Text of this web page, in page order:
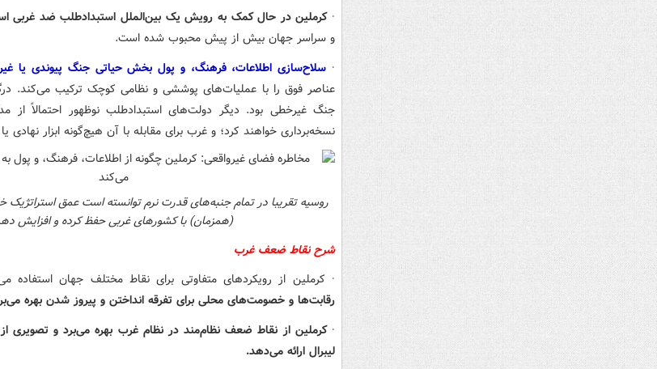
·کرملین در حال کمک به رویش یک بین‌الملل استبدادطلب ضد غربی
و سراسر جهان بیش از پیش محبوب شده است.
· سلاح‌سازی اطلاعات، فرهنگ، و پول بخش حیاتی جنگ پیوندی یا
عناصر فوق را با عملیات‌های پوششی و نظامی کوچک ترکیب می‌کند.
جنگ غیرخطی بود. دیگر دولت‌های استبدادطلب نوظهور احتمالاً
نسخه‌برداری خواهند کرد؛‌ و غرب برای مقابله با آن هیچ‌گونه ابزار نهادی
روسیه تقریبا در تمام جنبه‌های قدرت نرم توانسته است عمق استراتژیک
(همزمان) با کشورهای غربی حفظ کرده و افزایش
شرح نقاط ضعف غرب
· کرملین از رویکردهای متفاوتی برای نقاط مختلف جهان استفاده
رقابت‌ها و خصومت‌های محلی برای تفرقه انداختن و پیروز شدن بهره
·کرملین از نقاط ضعف نظام‌مند در نظام غرب بهره می‌برد و تصویری
لیبرال ارائه می‌دهد.